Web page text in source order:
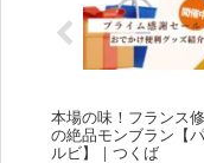
本場の味！フランス
の絶品モンブラン【
ルビ】｜つくば